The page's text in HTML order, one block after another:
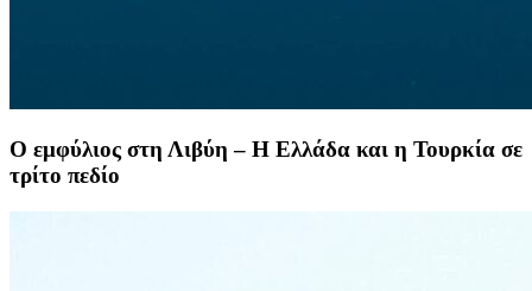
Ο εμφύλιος στη Λιβύη – Η Ελλάδα και η Τουρκία σε
τρίτο πεδίο